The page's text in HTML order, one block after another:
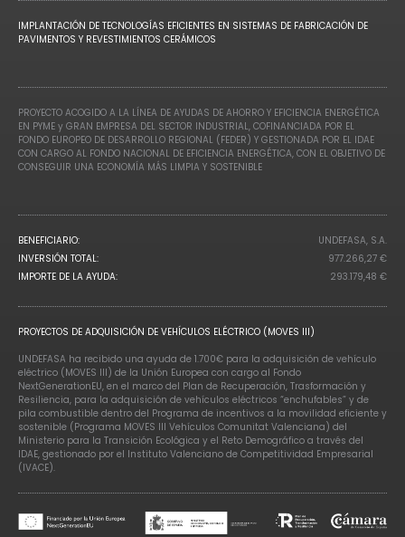
IMPLANTACIÓN DE TECNOLOGÍAS EFICIENTES EN SISTEMAS DE FABRICACIÓN DE
PAVIMENTOS Y REVESTIMIENTOS CERÁMICOS
PROYECTO ACOGIDO A LA LÍNEA DE AYUDAS DE AHORRO Y EFICIENCIA ENERGÉTICA
EN PYME y GRAN EMPRESA DEL SECTOR INDUSTRIAL, COFINANCIADA POR EL
FONDO EUROPEO DE DESARROLLO REGIONAL (FEDER) Y GESTIONADA POR EL IDAE
CON CARGO AL FONDO NACIONAL DE EFICIENCIA ENERGÉTICA, CON EL OBJETIVO DE
CONSEGUIR UNA ECONOMÍA MÁS LIMPIA Y SOSTENIBLE
BENEFICIARIO:
UNDEFASA, S.A.
INVERSIÓN TOTAL:
977.266,27 €
IMPORTE DE LA AYUDA:
293.179,48 €
PROYECTOS DE ADQUISICIÓN DE VEHÍCULOS ELÉCTRICO (MOVES III)
UNDEFASA ha recibido una ayuda de 1.700€ para la adquisición de vehículo
eléctrico (MOVES III) de la Unión Europea con cargo al Fondo
NextGenerationEU, en el marco del Plan de Recuperación, Trasformación y
Resiliencia, para la adquisición de vehículos eléctricos “enchufables” y de
pila combustible dentro del Programa de incentivos a la movilidad eficiente y
sostenible (Programa MOVES III Vehículos Comunitat Valenciana) del
Ministerio para la Transición Ecológica y el Reto Demográfico a través del
IDAE, gestionado por el Instituto Valenciano de Competitividad Empresarial
(IVACE).